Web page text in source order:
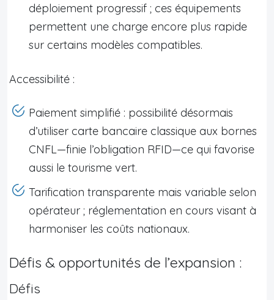
déploiement progressif ; ces équipements
permettent une charge encore plus rapide
sur certains modèles compatibles.
Accessibilité :
Paiement simplifié : possibilité désormais
d’utiliser carte bancaire classique aux bornes
CNFL—finie l’obligation RFID—ce qui favorise
aussi le tourisme vert.
Tarification transparente mais variable selon
opérateur ; réglementation en cours visant à
harmoniser les coûts nationaux.
Défis & opportunités de l’expansion :
Défis